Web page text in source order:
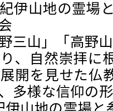
伊山地の霊場
三山」「高野
、自然崇拝に
開を見せた仏
多様な信仰の